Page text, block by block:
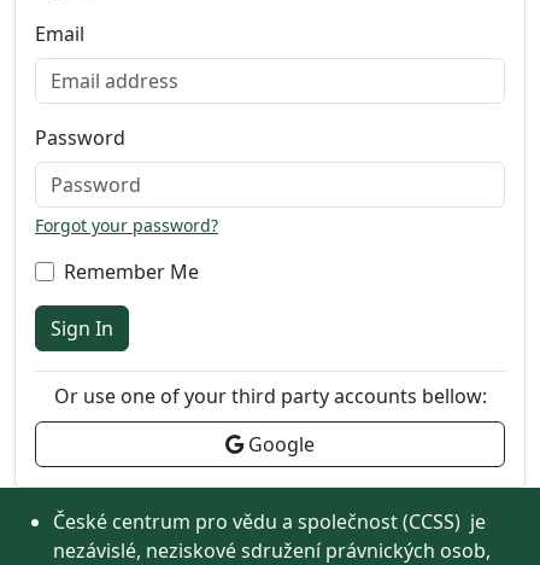
Email
Password
Forgot your password?
Remember Me
Sign In
Or use one of your third party accounts bellow:
Google
České centrum pro vědu a společnost (CCSS) je
nezávislé, neziskové sdružení právnických osob,